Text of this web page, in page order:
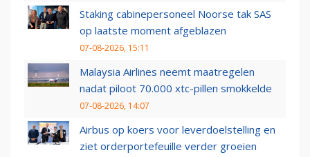
Staking cabinepersoneel Noorse tak SAS
op laatste moment afgeblazen
07-08-2026, 15:11
Malaysia Airlines neemt maatregelen
nadat piloot 70.000 xtc-pillen smokkelde
07-08-2026, 14:07
Airbus op koers voor leverdoelstelling en
ziet orderportefeuille verder groeien